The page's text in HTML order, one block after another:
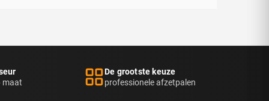
maat
De grootste keuze
professionele afzetpalen